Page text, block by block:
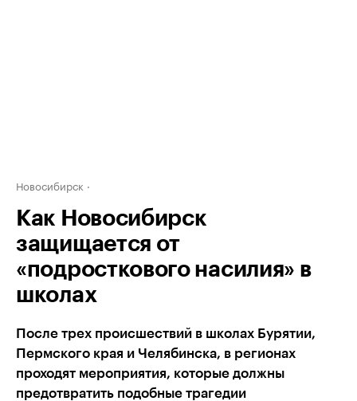
Новосибирск
Как Новосибирск
защищается от
«подросткового насилия» в
школах
После трех происшествий в школах Бурятии,
Пермского края и Челябинска, в регионах
проходят мероприятия, которые должны
предотвратить подобные трагедии